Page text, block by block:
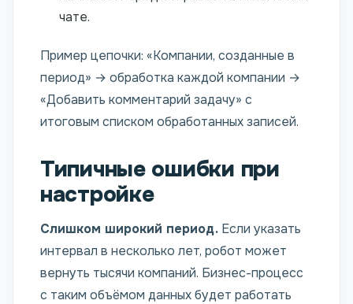
чате.
Пример цепочки: «Компании, созданные в
период» → обработка каждой компании →
«Добавить комментарий задачу» с
итоговым списком обработанных записей.
Типичные ошибки при
настройке
Слишком широкий период. Если указать
интервал в несколько лет, робот может
вернуть тысячи компаний. Бизнес-процесс
с таким объёмом данных будет работать